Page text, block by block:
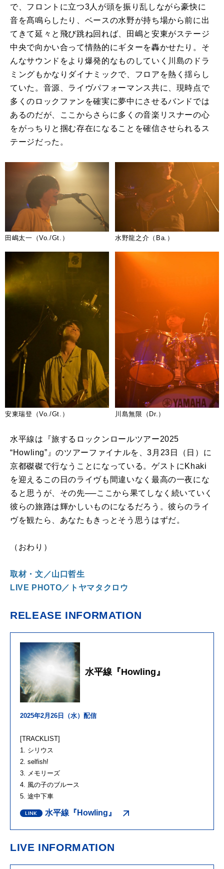
で、フロントに立つ3人が頭を振り乱しながら豪快に
音を髙鳴らしたり、ベースの水野が持ち場から前に出
てきて延々と飛び跳ね回れば、田嶋と安東がステージ
中央で向かい合って情熱的にギターを轟かせたり。そ
んなサウンドをより爆発的なものしていく川島のドラ
ミングもかなりダイナミックで、フロアを熱く揺らし
ていた。音源、ライヴパフォーマンス共に、現時点で
多くのロックファンを確実に夢中にさせるバンドでは
あるのだが、ここからさらに多くの音楽リスナーの心
をがっちりと掴む存在になることを確信させられるス
テージだった。
田嶋太一（Vo./Gt.） 水野龍之介（Ba.）
安東瑞登（Vo./Gt.） 川島無限（Dr.）
水平線は『旅するロックンロールツアー2025
“Howling”』のツアーファイナルを、3 月 23 日（日）に
京都磔磔で行なうことになっている。ゲストに Khaki
を迎えるこの日のライヴも間違いなく最高の一夜にな
ると思うが、その先──ここから果てしなく続いていく
彼らの旅路は輝かしいものになるだろう。彼らのライ
ヴを観たら、あなたもきっとそう思うはずだ。
（おわり）
取材・文／山口哲生
LIVE PHOTO／トヤマタクロウ
RELEASE INFORMATION
水平線『Howling』
2025年2月 26 日（水）配信
[TRACKLIST]
1. シリウス
2. selfish!
3. メモリーズ
4. 風の子のブルース
5. 途中下車
水平線『Howling』
LIVE INFORMATION